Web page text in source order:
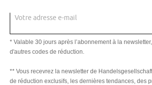
Votre adresse e-mail
* Valable 30 jours après l’abonnement à la
d'autres codes de réduction.
** Vous recevrez la newsletter de
de réduction exclusifs, les dernières tendances, des